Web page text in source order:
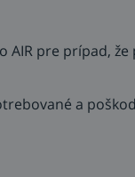
pre prípad,
a